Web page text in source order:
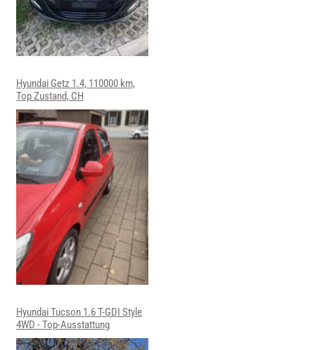
Hyundai Getz 1.4, 110000 km,
Top Zustand, CH
Hyundai Tucson 1.6 T-GDI Style
4WD - Top-Ausstattung